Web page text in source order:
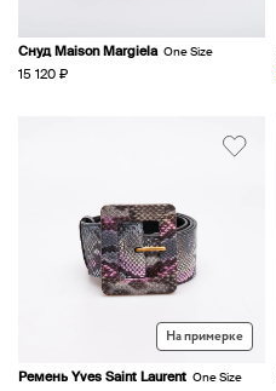
Снуд Maison Margiela One Size
15 120 ₽
На примерке
Ремень Yves Saint Laurent One Size